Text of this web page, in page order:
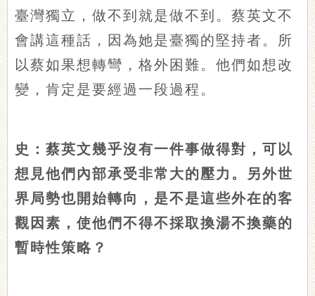
臺灣獨立，做不到就是做不到。蔡英文不
會講這種話，因為她是臺獨的堅持者。所
以蔡如果想轉彎，格外困難。他們如想改
變，肯定是要經過一段過程。
史：蔡英文幾乎沒有一件事做得對，可以
想見他們內部承受非常大的壓力。另外世
界局勢也開始轉向，是不是這些外在的客
觀因素，使他們不得不採取換湯不換藥的
暫時性策略？